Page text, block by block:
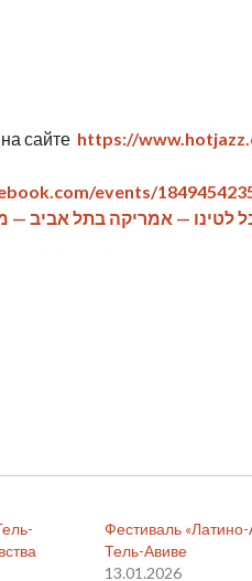
сайте https://
events/
Фестиваль
Тель-Авиве
13.01.2026